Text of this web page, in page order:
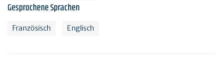
Gesprochene Sprachen
Französisch Englisch